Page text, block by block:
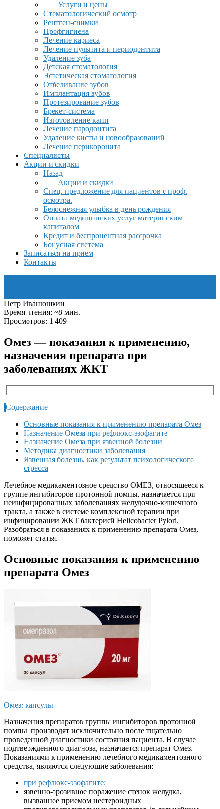
Услуги и цены
Стоматологический осмотр
Рентген-снимки
Профгигиена
Лечение кариеса
Лечение пульпита и периодонтита
Удаление зуба
Детская стоматология
Эстетическая стоматология
Отбеливание зубов
Имплантация зубов
Протезирование зубов
Брекет-система
Изготовление капп
Лечение пародонтита
Удаление кисты и новообразований
Лечение перикоронита
Специалисты
Акции и скидки
Назад
Акции и скидки
Спец. предложение для пациентов с проф.
осмотра.
Белоснежная улыбка в день рождения
Оплата медицинских услуг материнским
капиталом
Кредит и беспроцентная рассрочка
Бонусная система
Записаться на прием
Контакты
Петр Иванюшкин
Время чтения: ~8 мин.
Просмотров: 1 409
Омез — показания к применению,
назначения препарата при
заболеваниях ЖКТ
Содержание
Основные показания к применению препарата Омез
Назначение Омеза при рефлюкс-эзофагите
Назначение Омеза при язвенной болезни
Методика диагностики заболевания
Язвенная болезнь, как результат психологического
стресса
Лечебное медикаментозное средство ОМЕЗ, относящееся к
группе ингибиторов протонной помпы, назначается при
неинфицированных заболеваниях желудочно-кишечного
тракта, а также в системе комплексной терапии при
инфицировании ЖКТ бактерией Helicobacter Pylori.
Разобраться в показаниях к применению препарата Омез,
поможет статья.
Основные показания к применению
препарата Омез
Омез: капсулы
Назначения препаратов группы ингибиторов протонной
помпы, производят исключительно после тщательно
проведенной диагностики состояния пациента. В случае
подтвержденного диагноза, назначается препарат Омез.
Показаниями к применению лечебного медикаментозного
средства, являются следующие заболевания:
при рефлюкс-эзофагите;
язвенно-эрозивное поражение стенок желудка,
вызванное приемом нестероидных